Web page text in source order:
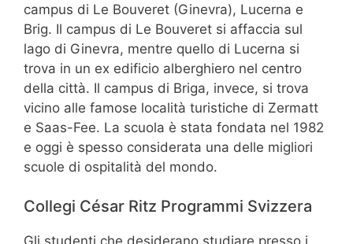
campus di Le Bouveret (Ginevra), Lucerna e
Brig. Il campus di Le Bouveret si affaccia sul
lago di Ginevra, mentre quello di Lucerna si
trova in un ex edificio alberghiero nel centro
della città. Il campus di Briga, invece, si trova
vicino alle famose località turistiche di Zermatt
e Saas-Fee. La scuola è stata fondata nel 1982
e oggi è spesso considerata una delle migliori
scuole di ospitalità del mondo.
Collegi César Ritz Programmi Svizzera